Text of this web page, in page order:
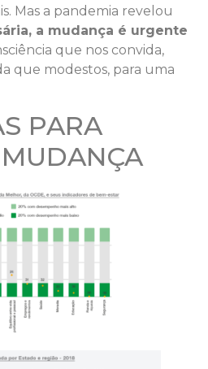
Mas a pandemia revelou
a mudança é urgente
que nos convida,
que modestos, para uma
PARA